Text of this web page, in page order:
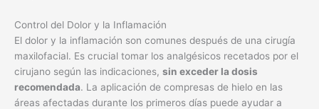
Control del Dolor y la Inflamación
El dolor y la inflamación son comunes después de una cirugía
maxilofacial. Es crucial tomar los analgésicos recetados por el
cirujano según las indicaciones, sin exceder la dosis
recomendada. La aplicación de compresas de hielo en las
áreas afectadas durante los primeros días puede ayudar a